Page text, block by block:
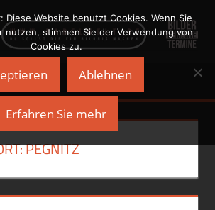
NADELWELT
PEGNITZ
Diese Website benutzt Cookies. Wenn Sie
nutzen, stimmen Sie der Verwendung von
Cookies zu.
Ablehnen
Erfahren Sie mehr